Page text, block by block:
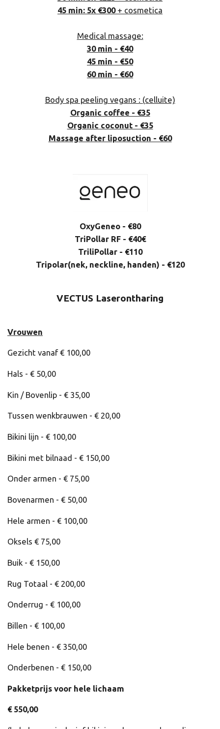
45 min: 5x €300+ cosmetica
Medical massage:
30 min - €40
45 min - €50
60 min - €60
Body spa peeling vegans : (celluite)
Organic coffee - €35
Organic coconut - €35
Massage after liposuction - €60
OxyGeneo - €80
TriPollar RF - €40€
TriliPollar - €110
Tripolar(nek, neckline, handen) - €120
VECTUS Laserontharing
Vrouwen
Gezicht vanaf € 100,00
Hals - € 50,00
Kin / Bovenlip - € 35,00
Tussen wenkbrauwen - € 20,00
Bikini lijn - € 100,00
Bikini met bilnaad - € 150,00
Onder armen - € 75,00
Bovenarmen - € 50,00
Hele armen - € 100,00
Oksels € 75,00
Buik - € 150,00
Rug Totaal - € 200,00
Onderrug - € 100,00
Billen - € 100,00
Hele benen - € 350,00
Onderbenen - € 150,00
Pakketprijs voor hele lichaam
€ 550,00